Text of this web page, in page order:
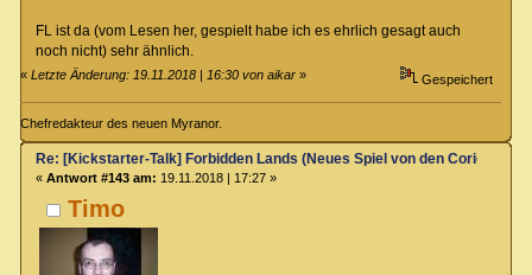
FL ist da (vom Lesen her, gespielt habe ich es ehrlich gesagt auch
noch nicht) sehr ähnlich.
«Letzte Änderung: 19.11.2018 | 16:30 von aikar » Gespeichert
Chefredakteur des neuen Myranor.
Timo
Re: [Kickstarter-Talk] Forbidden Lands (Neues Spiel von den Coriolis-
« Antwort #143 am: 19.11.2018 | 17:27 »